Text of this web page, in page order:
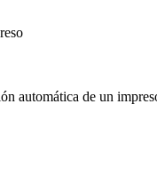
automática de un